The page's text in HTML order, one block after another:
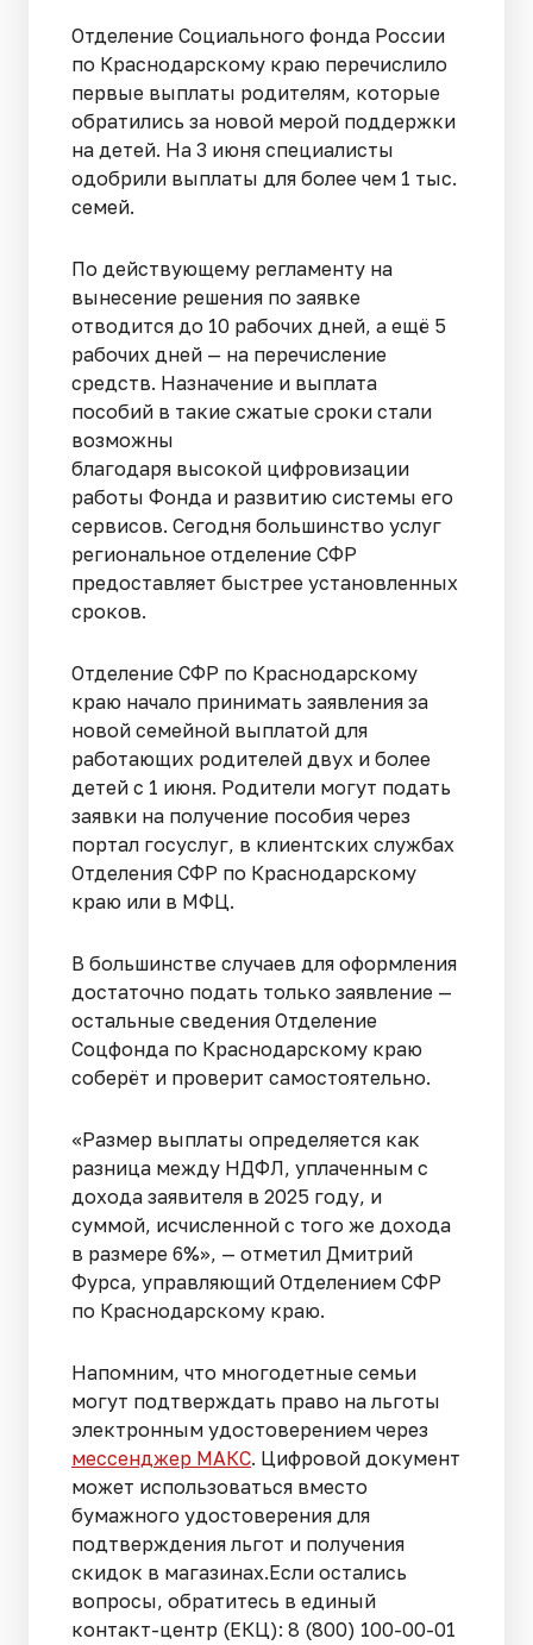
Отделение Социального фонда России
по Краснодарскому краю перечислило
первые выплаты родителям, которые
обратились за новой мерой поддержки
на детей. На 3 июня специалисты
одобрили выплаты для более чем 1 тыс.
семей.
По действующему регламенту на
вынесение решения по заявке
отводится до 10 рабочих дней, а ещё 5
рабочих дней — на перечисление
средств. Назначение и выплата
пособий в такие сжатые сроки стали
возможны
благодаря высокой цифровизации
работы Фонда и развитию системы его
сервисов. Сегодня большинство услуг
региональное отделение СФР
предоставляет быстрее установленных
сроков.
Отделение СФР по Краснодарскому
краю начало принимать заявления за
новой семейной выплатой для
работающих родителей двух и более
детей с 1 июня. Родители могут подать
заявки на получение пособия через
портал госуслуг, в клиентских службах
Отделения СФР по Краснодарскому
краю или в МФЦ.
В большинстве случаев для оформления
достаточно подать только заявление —
остальные сведения Отделение
Соцфонда по Краснодарскому краю
соберёт и проверит самостоятельно.
«Размер выплаты определяется как
разница между НДФЛ, уплаченным с
дохода заявителя в 2025 году, и
суммой, исчисленной с того же дохода
в размере 6%», — отметил Дмитрий
Фурса, управляющий Отделением СФР
по Краснодарскому краю.
Напомним, что многодетные семьи
могут подтверждать право на льготы
электронным удостоверением через
мессенджер МАКС. Цифровой документ
может использоваться вместо
бумажного удостоверения для
подтверждения льгот и получения
скидок в магазинах.Если остались
вопросы, обратитесь в единый
контакт-центр (ЕКЦ): 8 (800) 100-00-01